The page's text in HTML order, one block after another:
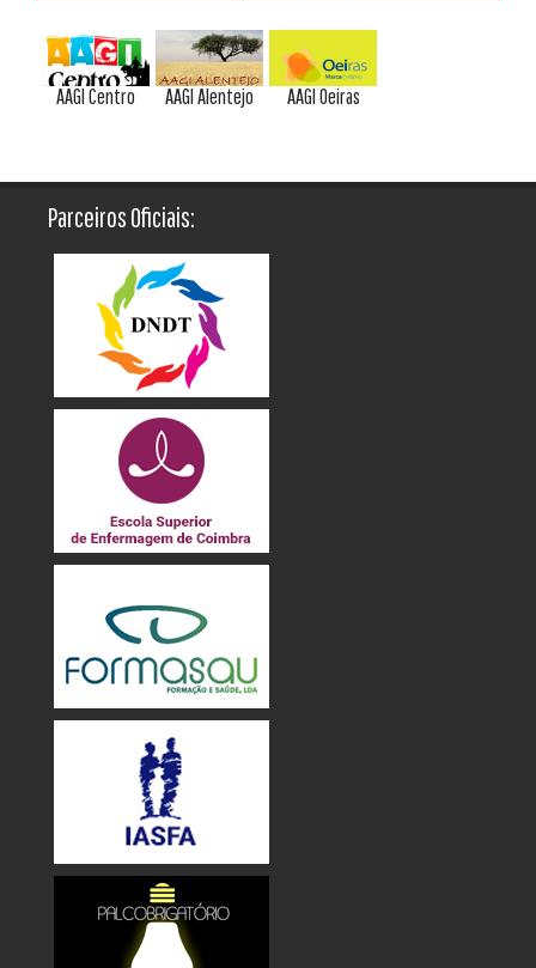
AAGI Centro AAGI Alentejo AAGI Oeiras
Parceiros Oficiais: